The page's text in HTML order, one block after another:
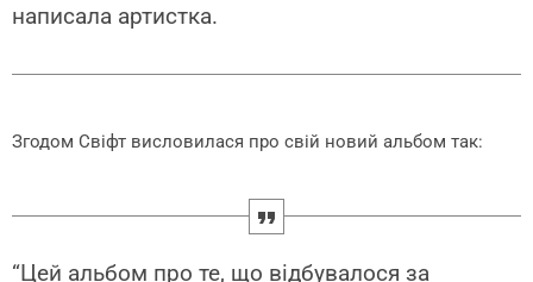
написала артистка.
Згодом Свіфт висловилася про свій новий альбом так:
“Цей альбом про те, що відбувалося за